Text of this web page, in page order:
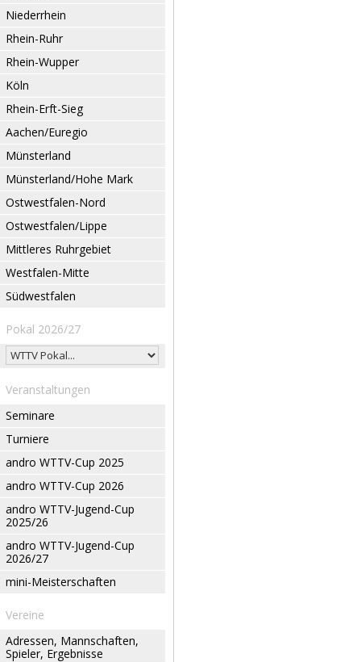
Niederrhein
Rhein-Ruhr
Rhein-Wupper
Köln
Rhein-Erft-Sieg
Aachen/Euregio
Münsterland
Münsterland/Hohe Mark
Ostwestfalen-Nord
Ostwestfalen/Lippe
Mittleres Ruhrgebiet
Westfalen-Mitte
Südwestfalen
Pokal 2026/27
Veranstaltungen
Seminare
Turniere
andro WTTV-Cup 2025
andro WTTV-Cup 2026
andro WTTV-Jugend-Cup
2025/26
andro WTTV-Jugend-Cup
2026/27
mini-Meisterschaften
Vereine
Adressen, Mannschaften,
Spieler, Ergebnisse